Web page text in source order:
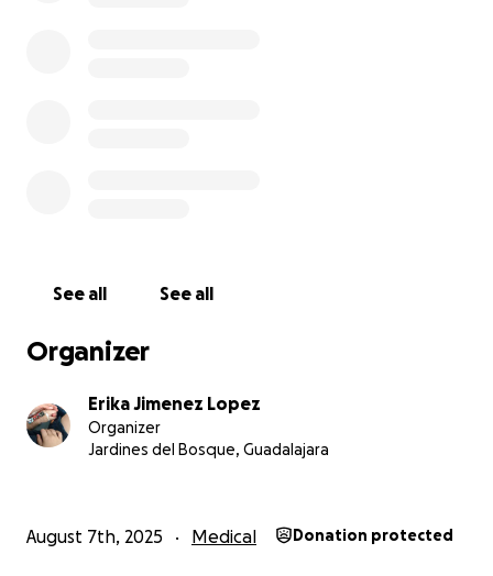
See all See all
Organizer
Erika Jimenez Lopez
Organizer
Jardines del Bosque, Guadalajara
August 7th, 2025 Medical Donation protected